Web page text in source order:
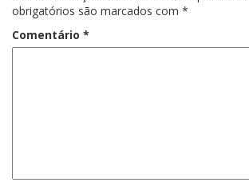
obrigatórios são marcados com *
Comentário *